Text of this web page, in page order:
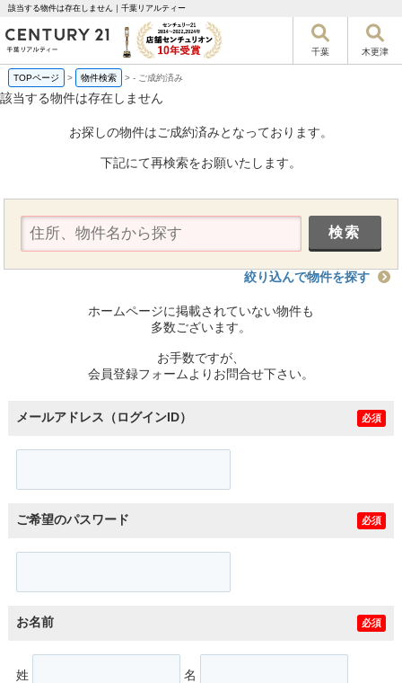
該当する物件は存在しません｜千葉リアルティー
千葉 木更津
TOPページ > 物件検索 >- ご成約済み
該当する物件は存在しません
お探しの物件はご成約済みとなっております。
下記にて再検索をお願いたします。
絞り込んで物件を探す
ホームページに掲載されていない物件も
多数ございます。
お手数ですが、
会員登録フォームよりお問合せ下さい。
メールアドレス（ログインID） 必須
ご希望のパスワード 必須
お名前 必須
姓 名